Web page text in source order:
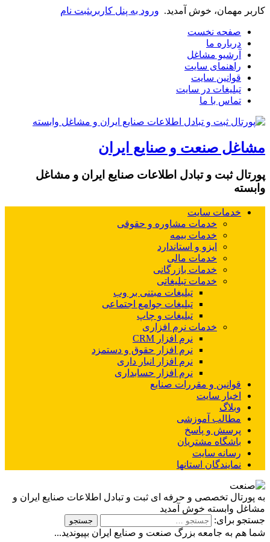
کاربر مهمان، خوش آمدید. ورود به پنل کاربریثبت نام
صفحه نخست
درباره ما
آرشیو مشاغل
راهنمای سایت
قوانین سایت
تبلیغات در سایت
تماس با ما
مشاغل صنعت و صنایع ایران
پورتال ثبت و تبادل اطلاعات صنایع ایران و مشاغل
وابسته
خدمات سایت
خدمات مشاوره و حقوقی
خدمات بیمه
ایزو و استاندارد
خدمات مالی
خدمات بازرگانی
خدمات تبلیغاتی
تبلیغات مبتنی بر وب
تبلیغات جوامع اجتماعی
تبلیغات و چاپ
خدمات نرم افزاری
نرم افزار CRM
نرم افزار حقوق و دستمزد
نرم افزار انبار داری
نرم افزار حسابداری
قوانین و مقررات صنایع
اخبار سایت
وبلاگ
مطالب آموزشی
پرسش و پاسخ
باشگاه مشتریان
رسانه سایت
نمایندگان استانها
به پورتال تخصصی و حرفه ای ثبت و تبادل اطلاعات صنایع ایران و
مشاغل وابسته خوش آمدید
جستجو برای:
شما هم به جامعه بزرگ صنعت و صنایع ایران بپیوندید...